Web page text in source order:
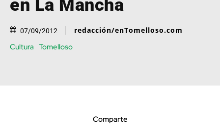
en La Mancha
07/09/2012 redacción/enTomelloso.com
Cultura Tomelloso
Comparte